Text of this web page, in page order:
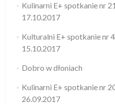
Kulinarni E+ spotkanie nr
17.10.2017
Kulturalni E+ spotkanie nr
15.10.2017
Dobro w dłoniach
Kulinarni E+ spotkanie nr
26.09.2017